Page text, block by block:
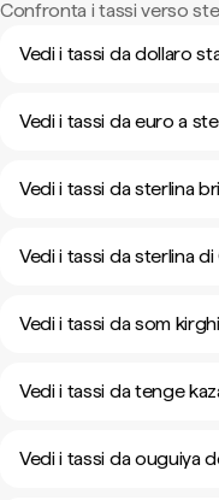
Confronta i tassi verso
Vedi i tassi da dollaro
Vedi i tassi da euro a
Vedi i tassi da sterlina
Vedi i tassi da sterlina di
Vedi i tassi da som
Vedi i tassi da tenge
Vedi i tassi da ouguiya